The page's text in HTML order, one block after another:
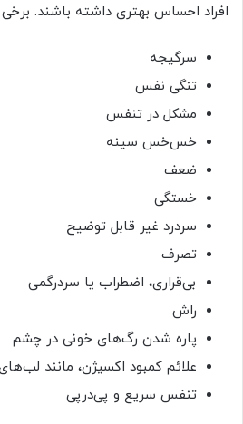
افراد احساس بهتری داشته باشند. برخی
سرگیجه
تنگی نفس
مشکل در تنفس
خس‌خس سینه
ضعف
خستگی
سردرد غیر قابل توضیح
تصرف
بی‌قراری، اضطراب یا سردرگمی
راش
پاره شدن رگ‌های خونی در چشم
علائم کمبود اکسیژن، مانند
تنفس سریع و پی‌درپی